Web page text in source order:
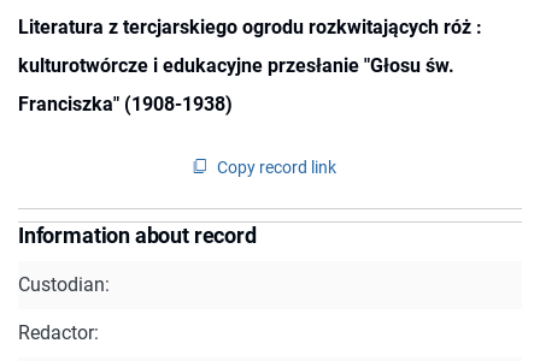
Literatura z tercjarskiego ogrodu rozkwitających róż :
kulturotwórcze i edukacyjne przesłanie "Głosu św.
Franciszka" (1908-1938)
Copy record link
Information about record
Custodian:
Redactor: